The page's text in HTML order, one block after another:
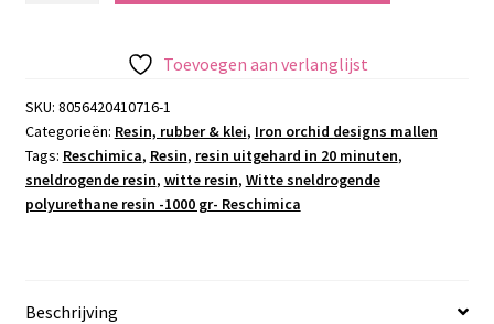
gr-
Reschimica
aantal
Toevoegen aan verlanglijst
SKU: 8056420410716-1
Categorieën: Resin, rubber & klei, Iron orchid designs mallen
Tags: Reschimica, Resin, resin uitgehard in 20 minuten,
sneldrogende resin, witte resin, Witte sneldrogende
polyurethane resin -1000 gr- Reschimica
Beschrijving